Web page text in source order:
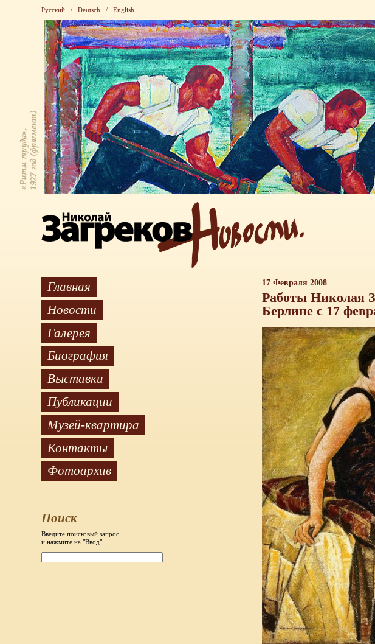
Русский / Deutsch / English
Главная
Новости
Галерея
Биография
Выставки
Публикации
Музей-квартира
Контакты
Фотоархив
Поиск
Введите поисковый запрос
и нажмите на "Ввод"
17 Февраля 2008
Работы Николая
Берлине с 17